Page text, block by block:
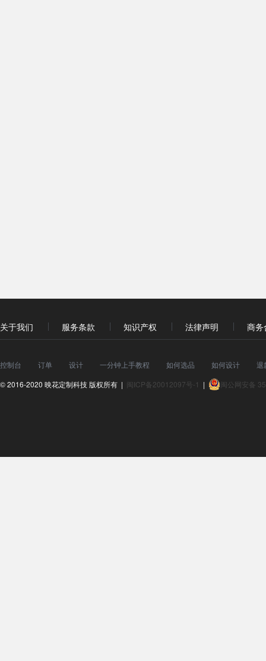
关于我们 服务条款 知识产权 法律声明 商务
控制台 订单 设计 一分钟上手教程 如何选品 如何设计
退
© 2016-2020 映花定制科技 版权所有 | 闽ICP备20012097号-1 | 闽公网安备